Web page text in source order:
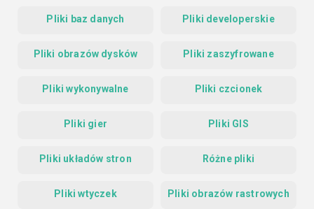
Pliki baz danych Pliki developerskie
Pliki obrazów dysków Pliki zaszyfrowane
Pliki wykonywalne Pliki czcionek
Pliki gier Pliki GIS
Pliki układów stron Różne pliki
Pliki wtyczek Pliki obrazów rastrowych